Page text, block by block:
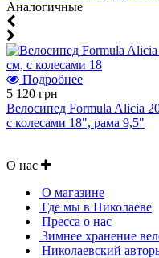
Аналогичные
Подробнее
5 120 грн
Велосипед Formula Alicia
с колесами 18", рама 9,5"
О нас
О магазине
Где мы в Николаеве
Пресса о нас
Зимнее хранение
Николаевский